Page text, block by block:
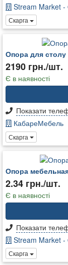
Stream Market -
Скарга
Опора для
2190 грн./шт.
Є в наявності
Показати
КабареМебель
Скарга
Опора
2.34 грн./шт.
Є в наявності
Показати
Stream Market -
Скарга